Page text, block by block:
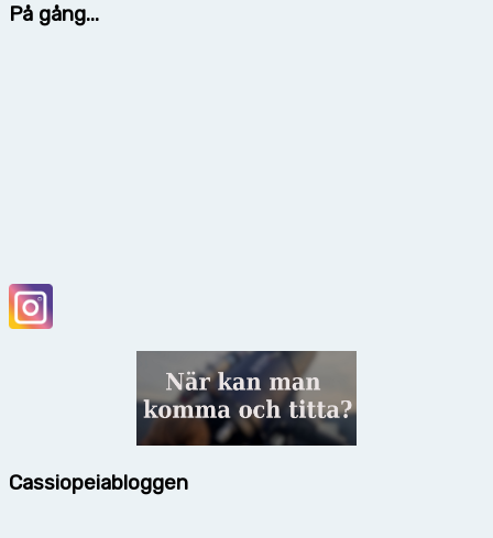
På gång...
Cassiopeiabloggen